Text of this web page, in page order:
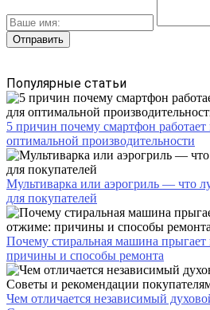
Популярные статьи
5 причин почему смартфон
оптимальной производительности
Мультиварка или аэрогриль — что
для покупателей
Почему стиральная машина
причины и способы ремонта
Чем отличается независимый